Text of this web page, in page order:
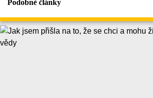
Podobné články